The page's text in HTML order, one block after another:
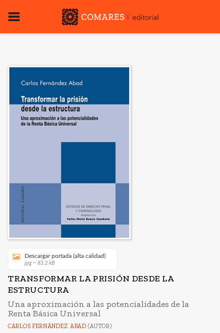
Descargar portada (alta calidad)
jpg ~ 83.2 kB
TRANSFORMAR LA PRISIÓN DESDE LA
ESTRUCTURA
Una aproximación a las potencialidades de la
Renta Básica Universal
CARLOS FERNÁNDEZ ABAD (AUTOR)